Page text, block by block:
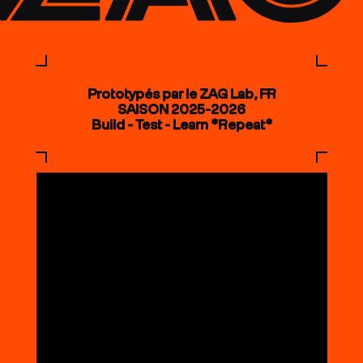
Prototypés par le ZAG Lab, FR
SAISON 2025-2026
Build - Test - Learn *Repeat*